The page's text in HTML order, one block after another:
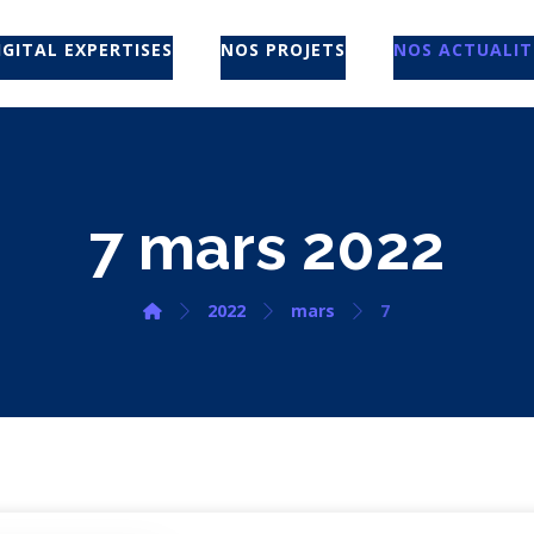
EXPERTISES NOS PROJETS NOS
7 mars 2022
2022 mars 7